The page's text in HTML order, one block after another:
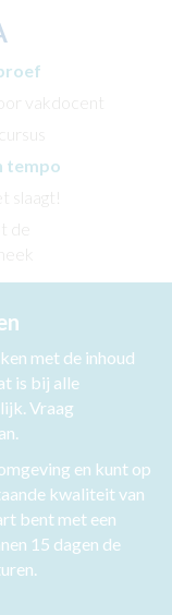
vakdocent
tempo
slaagt!
met de inhoud
is bij alle
Vraag
en kunt op
kwaliteit van
bent met een
15 dagen de